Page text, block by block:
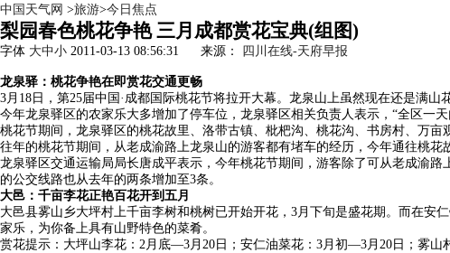
中国天气网 >旅游>今日焦点
梨园春色桃花争艳 三月成都赏花宝典(组图)
字体 大中小 2011-03-13 08:56:31 来源： 四川在线-天府早报
龙泉驿：桃花争艳在即赏花交通更畅
3月18日，第25届中国·成都国际桃花节将拉开大幕。龙泉山上虽然现在还是满
今年龙泉驿区的农家乐大多增加了停车位，龙泉驿区相关负责人表示，“全区一
桃花节期间，龙泉驿区的桃花故里、洛带古镇、枇杷沟、桃花沟、书房村、万
往年的桃花节期间，从老成渝路上龙泉山的游客都有堵车的经历，今年通往桃花
龙泉驿区交通运输局局长唐成平表示，今年桃花节期间，游客除了可从老成渝
的公交线路也从去年的两条增加至3条。
大邑：千亩李花正艳百花开到五月
大邑县雾山乡大坪村上千亩李树和桃树已开始开花，3月下旬是盛花期。而在安
家乐，为你备上具有山野特色的菜肴。
赏花提示：大坪山李花：2月底—3月20日；安仁油菜花：3月初—3月20日；雾山